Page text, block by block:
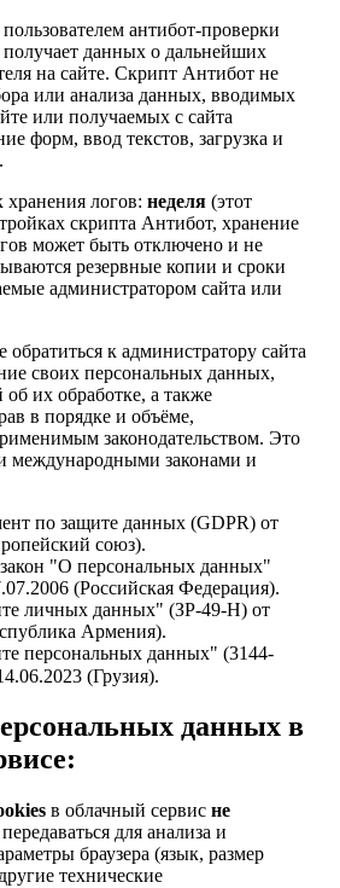
антибот-проверки
данных о дальнейших
на сайте. Скрипт Антибот не
или анализа данных, вводимых
или получаемых с сайта
форм, ввод текстов, загрузка и
логов: неделя (этот
скрипта Антибот, хранение
может быть отключено и не
резервные копии и сроки
администратором сайта или
обратиться к администратору сайта
своих персональных данных,
их обработке, а также
в порядке и объёме,
законодательством. Это
международными законами и
по защите данных (GDPR) от
союз).
"О персональных данных"
(Российская Федерация).
личных данных" (ЗР-49-Н) от
Армения).
персональных данных" (3144-
(Грузия).
данных в
в облачный сервис не
для анализа и
браузера (язык, размер
технические